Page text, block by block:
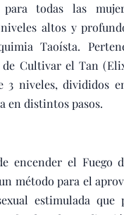
para todas las
altos y
Taoísta.
de Cultivar el Tan
3 niveles, divididos
en distintos pasos.
encender el Fuego
método para el
estimulada que